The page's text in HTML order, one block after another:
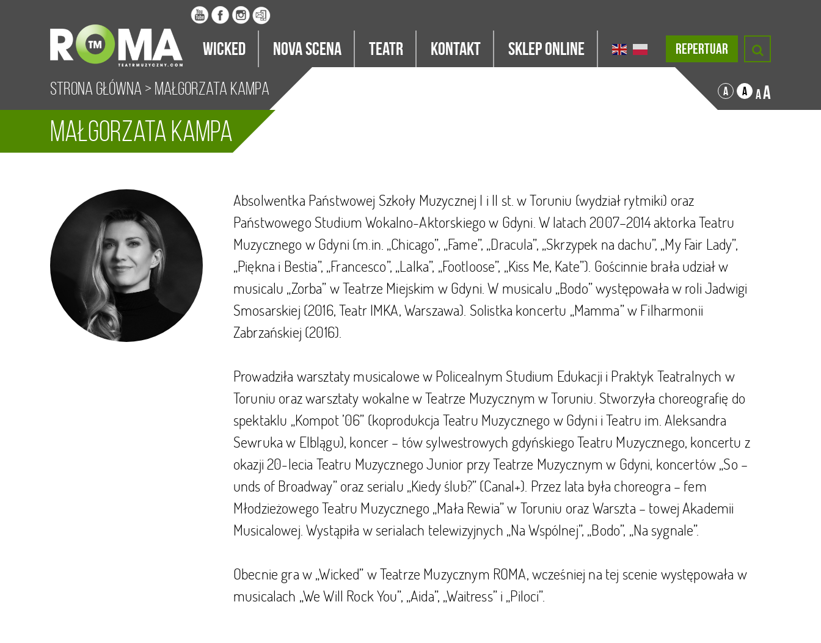
Wicked Nova Scena Teatr Kontakt Sklep Online REPERTUAR
Strona główna > Małgorzata Kampa A A AA
Małgorzata Kampa
Absolwentka Państwowej Szkoły Muzycznej I i II st. w Toruniu (wydział rytmiki) oraz
Państwowego Studium Wokalno-Aktorskiego w Gdyni. W latach 2007–2014 aktorka Teatru
Muzycznego w Gdyni (m.in. „Chicago”, „Fame”, „Dracula”, „Skrzypek na dachu”, „My Fair Lady”,
„Piękna i Bestia”, „Francesco”, „Lalka”, „Footloose”, „Kiss Me, Kate”). Gościnnie brała udział w
musicalu „Zorba” w Teatrze Miejskim w Gdyni. W musicalu „Bodo” występowała w roli Jadwigi
Smosarskiej (2016, Teatr IMKA, Warszawa). Solistka koncertu „Mamma” w Filharmonii
Zabrzańskiej (2016).
Prowadziła warsztaty musicalowe w Policealnym Studium Edukacji i Praktyk Teatralnych w
Toruniu oraz warsztaty wokalne w Teatrze Muzycznym w Toruniu. Stworzyła choreografię do
spektaklu „Kompot ’06” (koprodukcja Teatru Muzycznego w Gdyni i Teatru im. Aleksandra
Sewruka w Elblągu), koncer – tów sylwestrowych gdyńskiego Teatru Muzycznego, koncertu z
okazji 20-lecia Teatru Muzycznego Junior przy Teatrze Muzycznym w Gdyni, koncertów „So –
unds of Broadway” oraz serialu „Kiedy ślub?” (Canal+). Przez lata była choreogra – fem
Młodzieżowego Teatru Muzycznego „Mała Rewia” w Toruniu oraz Warszta – towej Akademii
Musicalowej. Wystąpiła w serialach telewizyjnych „Na Wspólnej”, „Bodo”, „Na sygnale”.
Obecnie gra w „Wicked” w Teatrze Muzycznym ROMA, wcześniej na tej scenie występowała w
musicalach „We Will Rock You”, „Aida”, „Waitress” i „Piloci”.